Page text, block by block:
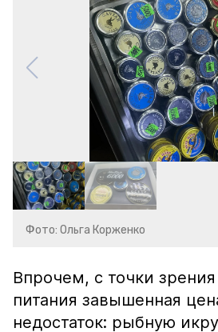
Фото: Ольга Корженко
Впрочем, с точки
питания завышенная
недостаток: рыбную